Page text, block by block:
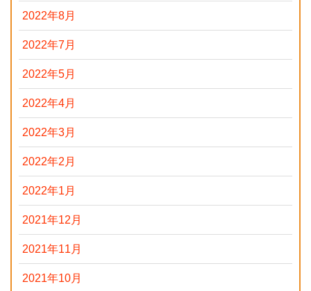
2022年8月
2022年7月
2022年5月
2022年4月
2022年3月
2022年2月
2022年1月
2021年12月
2021年11月
2021年10月